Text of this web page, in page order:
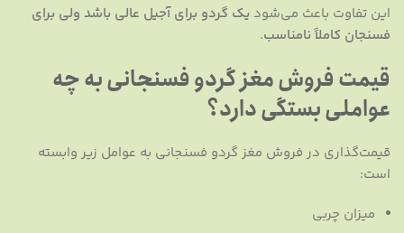
این تفاوت باعث می‌شود یک گردو برای آجیل عالی باشد ولی برای
فسنجان کاملاً نامناسب.
قیمت فروش مغز گردو فسنجانی به چه
عواملی بستگی دارد؟
قیمت‌گذاری در فروش مغز گردو فسنجانی به عوامل زیر وابسته
است:
میزان چربی